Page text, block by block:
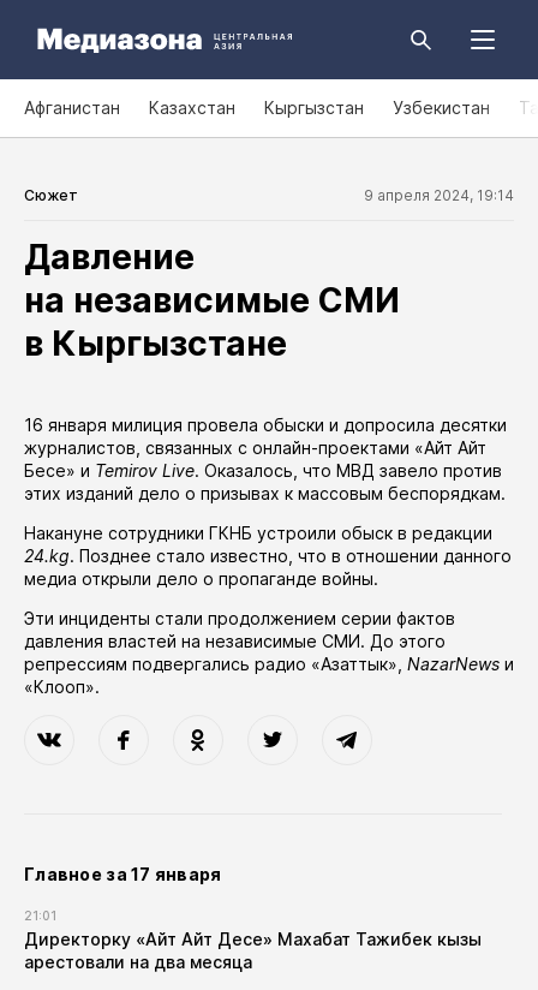
Афганистан Казахстан Кыргызстан Узбекистан
Сюжет 9 апреля 2024, 19:14
Давление
на независимые СМИ
в Кыргызстане
16 января милиция провела обыски и допросила десятки
журналистов, связанных с онлайн-проектами «Айт Айт
Бесе» и Temirov Live. Оказалось, что МВД завело против
этих изданий дело о призывах к массовым беспорядкам.
Накануне сотрудники ГКНБ устроили обыск в редакции
24.kg. Позднее стало известно, что в отношении данного
медиа открыли дело о пропаганде войны.
Эти инциденты стали продолжением серии фактов
давления властей на независимые СМИ. До этого
репрессиям подвергались радио «Азаттык» NazarNews и
«Клооп».
Главное за 17 января
21:01
Директорку «Айт Айт Десе» Махабат Тажибек кызы
арестовали на два месяца